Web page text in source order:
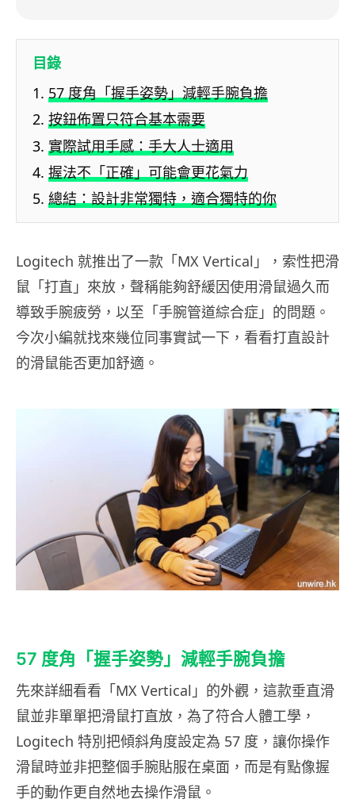
目錄
57 度角「握手姿勢」減輕手腕負擔
按鈕佈置只符合基本需要
實際試用手感：手大人士適用
握法不「正確」可能會更花氣力
總結：設計非常獨特，適合獨特的你
Logitech 就推出了一款「MX Vertical」，索性把滑
鼠「打直」來放，聲稱能夠舒緩因使用滑鼠過久而
導致手腕疲勞，以至「手腕管道綜合症」的問題。
今次小編就找來幾位同事實試一下，看看打直設計
的滑鼠能否更加舒適。
57 度角「握手姿勢」減輕手腕負擔
先來詳細看看「MX Vertical」的外觀，這款垂直滑
鼠並非單單把滑鼠打直放，為了符合人體工學，
Logitech 特別把傾斜角度設定為 57 度，讓你操作
滑鼠時並非把整個手腕貼服在桌面，而是有點像握
手的動作更自然地去操作滑鼠。